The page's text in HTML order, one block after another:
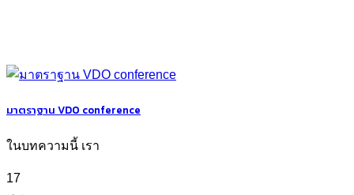
มาตราฐาน VDO conference
ในบทความนี้ เรา
17